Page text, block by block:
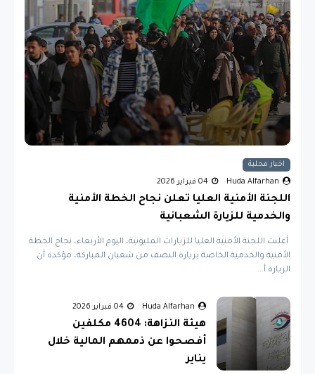
اخبار محلية
Huda Alfarhan 04 فبراير 2026
اللجنة الأمنية العليا تعلن نجاح الخطة الأمنية
والخدمية للزيارة الشعبانية
أعلنت اللجنة الأمنية العليا للزيارات المليونية، اليوم الأربعاء، نجاح الخطة
الأمنية والخدمية الخاصة بزيارة النصف من شعبان المباركة، مؤكدة أن
الزيارة أ...
Huda Alfarhan 04 فبراير 2026
هيئة النزاهة: 4604 مكلفين
أفصحوا عن ذممهم المالية خلال
يناير